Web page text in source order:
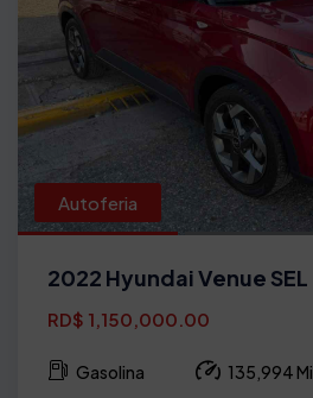
Autoferia
2022 Hyundai Venue SEL
RD$ 1,150,000.00
Gasolina 135,994 Mi